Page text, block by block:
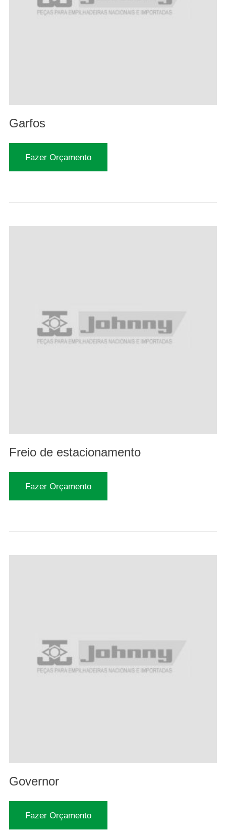
Garfos
Fazer Orçamento
Freio de estacionamento
Fazer Orçamento
Governor
Fazer Orçamento